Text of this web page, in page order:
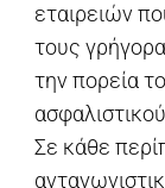
εταιρειών
τους
την πορεία
Σε κάθε